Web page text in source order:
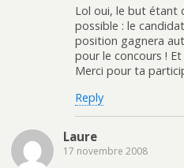
Lol oui, le but étant
possible : le
position gagnera
pour le concours ! Et
Merci pour ta
Reply
Laure
17 novembre 2008